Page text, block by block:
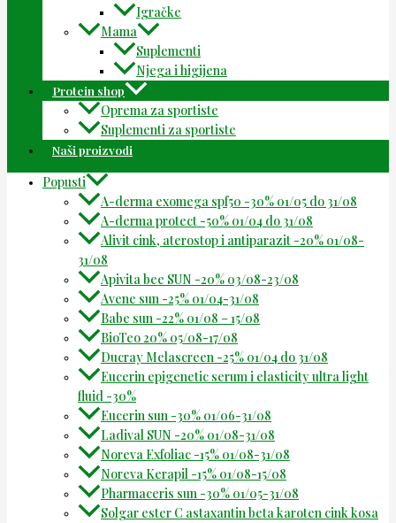
Igračke
Mama
Suplementi
Njega i higijena
Protein shop
Oprema za sportiste
Suplementi za sportiste
Naši proizvodi
Popusti
A-derma exomega spf50 -30% 01/05 do 31/08
A-derma protect -50% 01/04 do 31/08
Alivit cink, aterostop i antiparazit -20% 01/08-
31/08
Apivita bee SUN -20% 03/08-23/08
Avene sun -25% 01/04-31/08
Babe sun -22% 01/08 – 15/08
BioTeo 20% 05/08-17/08
Ducray Melascreen -25% 01/04 do 31/08
Eucerin epigenetic serum i elasticity ultra light
fluid -30%
Eucerin sun -30% 01/06-31/08
Ladival SUN -20% 01/08-31/08
Noreva Exfoliac -15% 01/08-31/08
Noreva Kerapil -15% 01/08-15/08
Pharmaceris sun -30% 01/05-31/08
Solgar ester C astaxantin beta karoten cink kosa